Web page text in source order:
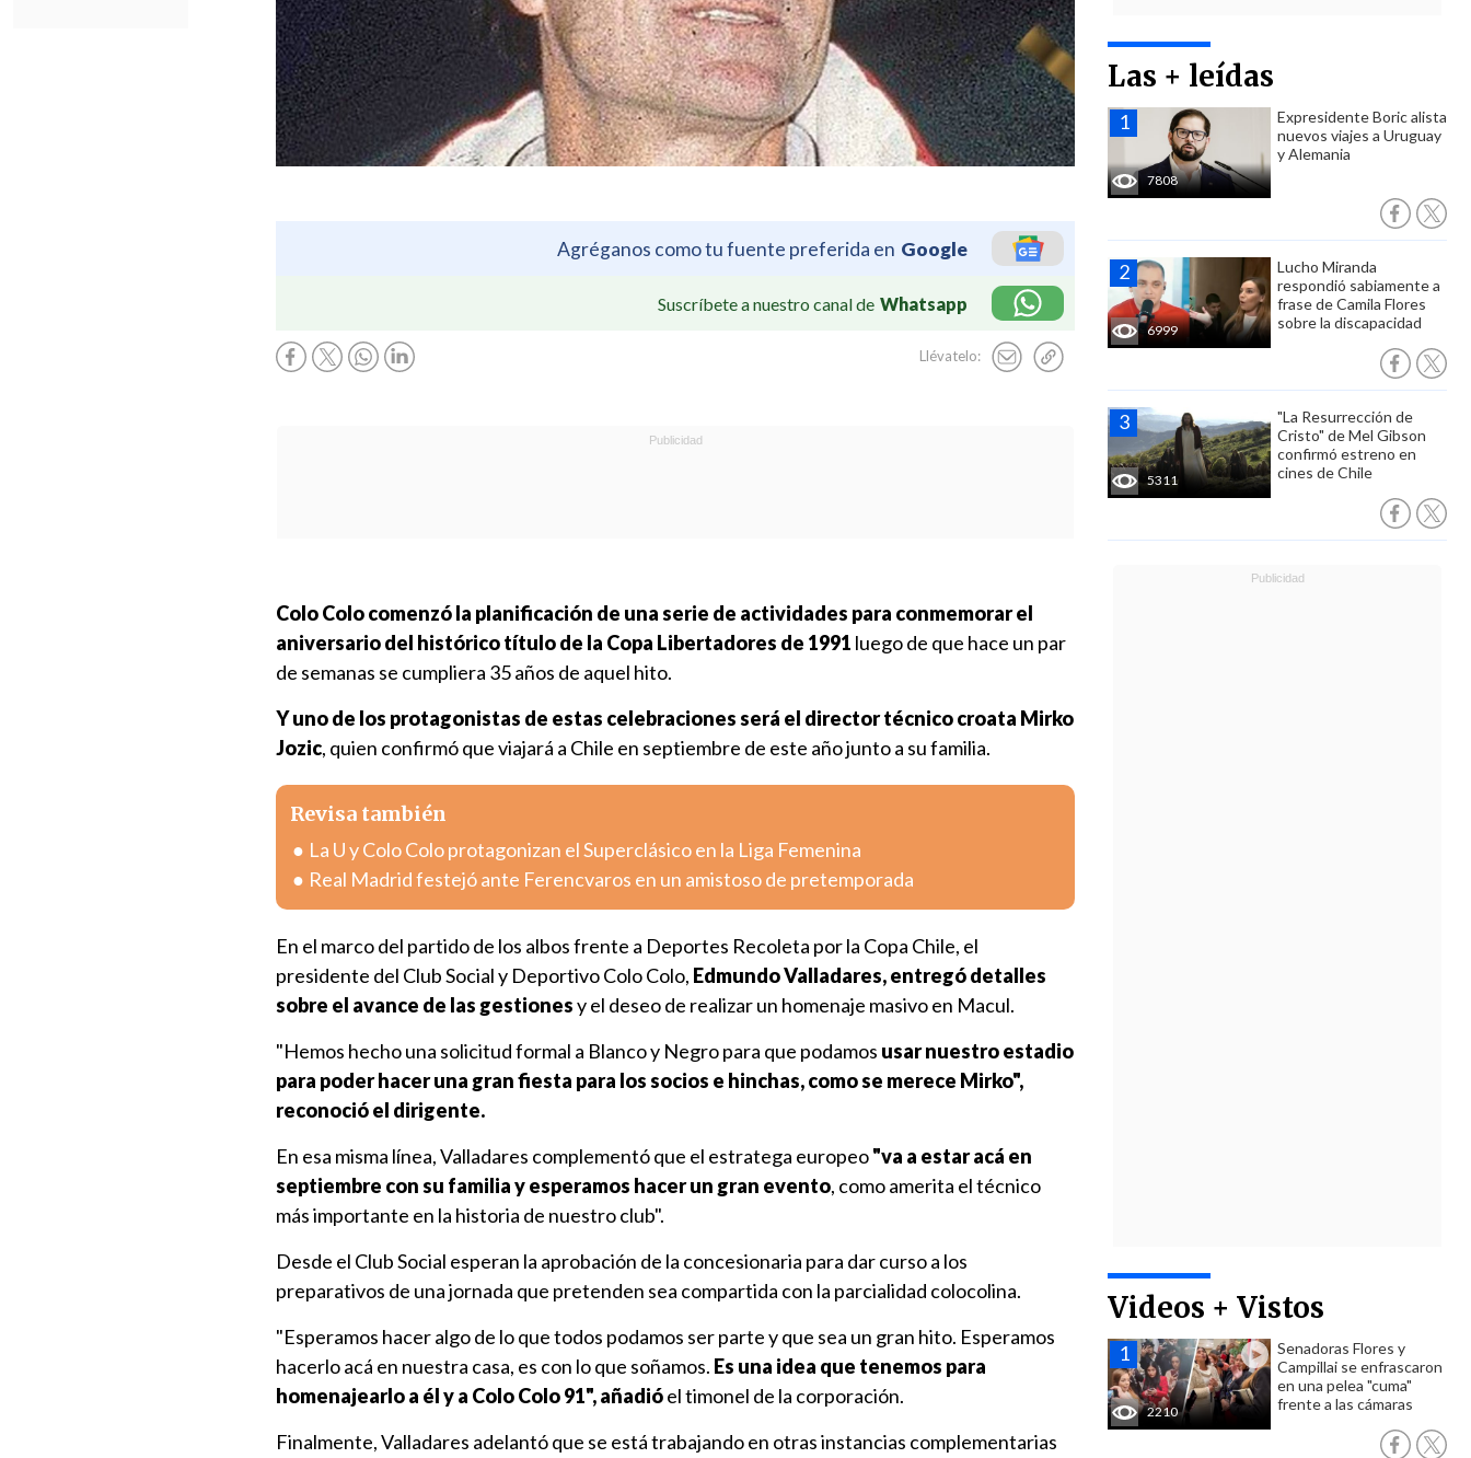
Agréganos como tu fuente preferida en Google
Suscríbete a nuestro canal de Whatsapp
Llévatelo:
Las + leídas
7808
Expresidente Boric alista
nuevos viajes a Uruguay
y Alemania
6999
Lucho Miranda
respondió sabiamente a
frase de Camila Flores
sobre la discapacidad
5311
"La Resurrección de
Cristo" de Mel Gibson
confirmó estreno en
cines de Chile
Videos + Vistos
2210
Senadoras Flores y
Campillai se enfrascaron
en una pelea "cuma"
frente a las cámaras
Colo Colo comenzó la planificación de una serie de actividades para conmemorar el
aniversario del histórico título de la Copa Libertadores de 1991 luego de que hace un par
de semanas se cumpliera 35 años de aquel hito.
Y uno de los protagonistas de estas celebraciones será el director técnico croata Mirko
Jozic, quien confirmó que viajará a Chile en septiembre de este año junto a su familia.
Revisa también
La U y Colo Colo protagonizan el Superclásico en la Liga Femenina
Real Madrid festejó ante Ferencvaros en un amistoso de pretemporada
En el marco del partido de los albos frente a Deportes Recoleta por la Copa Chile, el
presidente del Club Social y Deportivo Colo Colo, Edmundo Valladares, entregó detalles
sobre el avance de las gestionesy el deseo de realizar un homenaje masivo en Macul.
"Hemos hecho una solicitud formal a Blanco y Negro para que podamos usar nuestro estadio
para poder hacer una gran fiesta para los socios e hinchas, como se merece Mirko",
reconoció el dirigente.
En esa misma línea, Valladares complementó que el estratega europeo"va a estar acá en
septiembre con su familia y esperamos hacer un gran evento, como amerita el técnico
más importante en la historia de nuestro club".
Desde el Club Social esperan la aprobación de la concesionaria para dar curso a los
preparativos de una jornada que pretenden sea compartida con la parcialidad colocolina.
"Esperamos hacer algo de lo que todos podamos ser parte y que sea un gran hito. Esperamos
hacerlo acá en nuestra casa, es con lo que soñamos. Es una idea que tenemos para
homenajearlo a él y a Colo Colo 91", añadióel timonel de la corporación.
Finalmente, Valladares adelantó que se está trabajando en otras instancias complementarias